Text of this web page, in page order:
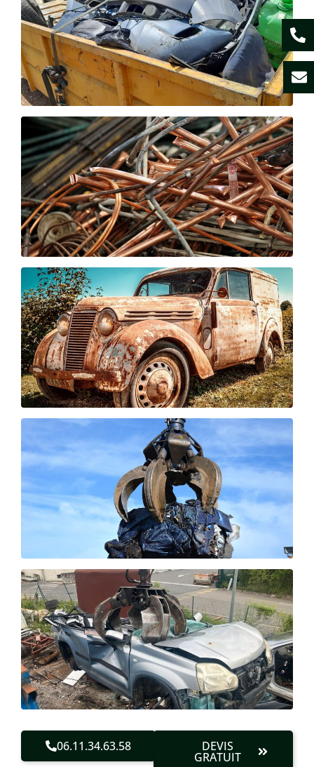
06.11.34.63.58 DEVIS
GRATUIT